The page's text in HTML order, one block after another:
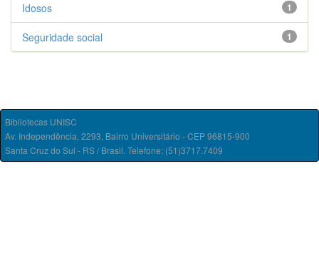
1
Idosos
1
Seguridade social
Bibliotecas UNISC
Av. Independência, 2293, Bairro Universitário - CEP 96815-900
Santa Cruz do Sul - RS / Brasil. Telefone: (51)3717.7409